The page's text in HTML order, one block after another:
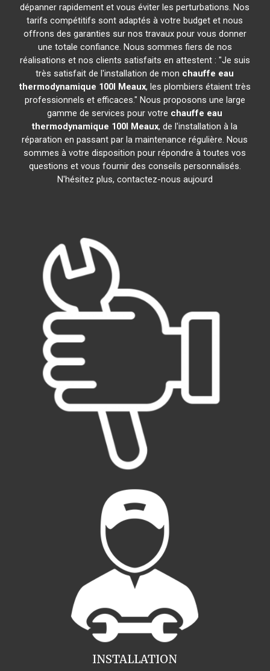
dépanner rapidement et vous éviter les perturbations. Nos
tarifs compétitifs sont adaptés à votre budget et nous
offrons des garanties sur nos travaux pour vous donner
une totale confiance. Nous sommes fiers de nos
réalisations et nos clients satisfaits en attestent : "Je suis
très satisfait de l'installation de mon chauffe eau
thermodynamique 100l Meaux, les plombiers étaient très
professionnels et efficaces." Nous proposons une large
gamme de services pour votre chauffe eau
thermodynamique 100l Meaux, de l'installation à la
réparation en passant par la maintenance régulière. Nous
sommes à votre disposition pour répondre à toutes vos
questions et vous fournir des conseils personnalisés.
N'hésitez plus, contactez-nous aujourd
INSTALLATION